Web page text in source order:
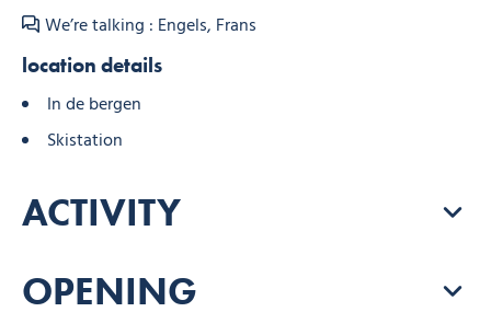
We’re talking : Engels, Frans
location details
In de bergen
Skistation
ACTIVITY
OPENING